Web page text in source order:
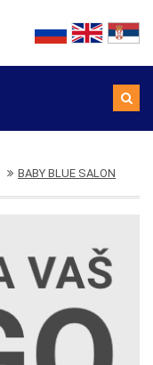
BABY BLUE SALON